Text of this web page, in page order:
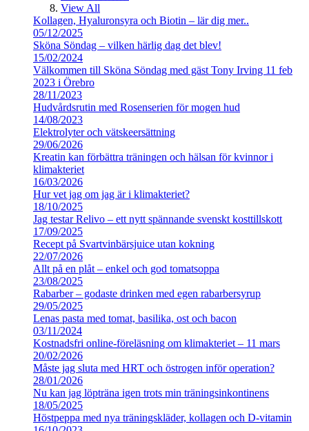
View All
Kollagen, Hyaluronsyra och Biotin – lär dig mer..
05/12/2025
Sköna Söndag – vilken härlig dag det blev!
15/02/2024
Välkommen till Sköna Söndag med gäst Tony Irving 11 feb
2023 i Örebro
28/11/2023
Hudvårdsrutin med Rosenserien för mogen hud
14/08/2023
Elektrolyter och vätskeersättning
29/06/2026
Kreatin kan förbättra träningen och hälsan för kvinnor i
klimakteriet
16/03/2026
Hur vet jag om jag är i klimakteriet?
18/10/2025
Jag testar Relivo – ett nytt spännande svenskt kosttillskott
17/09/2025
Recept på Svartvinbärsjuice utan kokning
22/07/2026
Allt på en plåt – enkel och god tomatsoppa
23/08/2025
Rabarber – godaste drinken med egen rabarbersyrup
29/05/2025
Lenas pasta med tomat, basilika, ost och bacon
03/11/2024
Kostnadsfri online-föreläsning om klimakteriet – 11 mars
20/02/2026
Måste jag sluta med HRT och östrogen inför operation?
28/01/2026
Nu kan jag löpträna igen trots min träningsinkontinens
18/05/2025
Höstpeppa med nya träningskläder, kollagen och D-vitamin